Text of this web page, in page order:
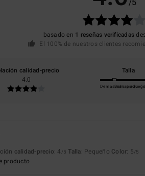
/5
basado en 1 reseñas verificadas
El 100% de nuestros clientes
calidad-precio
4.0
Talla
DemasiadoDemasiado
calidad-precio: 4 /5 Talla: Pequeño Color: 5/5
producto